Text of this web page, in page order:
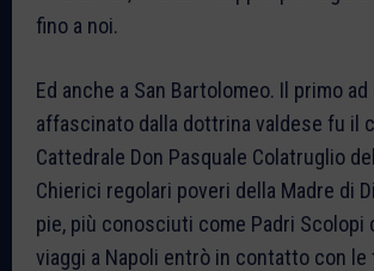
fino a noi.
Ed anche a San Bartolomeo. Il primo
affascinato dalla dottrina valdese fu il
Cattedrale Don Pasquale Colatruglio
Chierici regolari poveri della Madre di
pie, più conosciuti come Padri Scolopi
viaggi a Napoli entrò in contatto con le